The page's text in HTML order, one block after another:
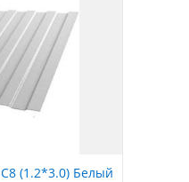
(1.2*3.0) Белый